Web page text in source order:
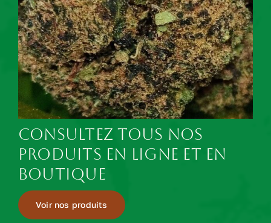
Consultez tous nos
produits en ligne et en
boutique
Voir nos produits